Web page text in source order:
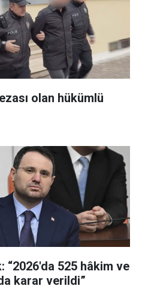
olan hükümlü
“2026'da 525 hâkim ve
karar verildi”